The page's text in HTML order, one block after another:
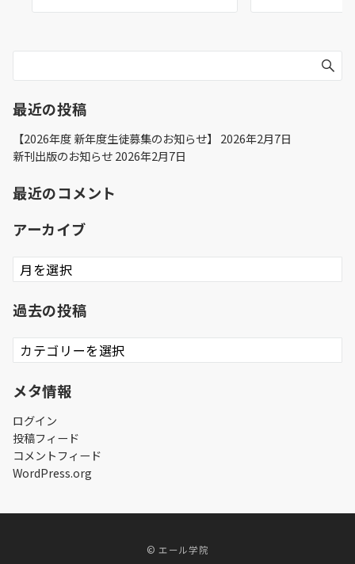
最近の投稿
【2026年度 新年度生徒募集のお知らせ】
2026年2月7日
新刊出版のお知らせ 2026年2月7日
最近のコメント
アーカイブ
ア
ー
イ
過去の投稿
過
去
投
メタ情報
ログイン
投稿フィード
コメントフィード
WordPress.org
© エール学院